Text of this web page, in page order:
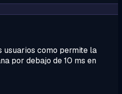
usuarios como permite la
por debajo de 10 ms en